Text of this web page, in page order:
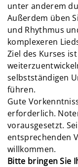
unter anderem
Außerdem üben
und Rhythmus
komplexeren
Ziel des Kurses
selbstständigen
führen.
Gute
erforderlich.
vorausgesetzt.
entsprechenden
willkommen.
Bitte bringen Sie